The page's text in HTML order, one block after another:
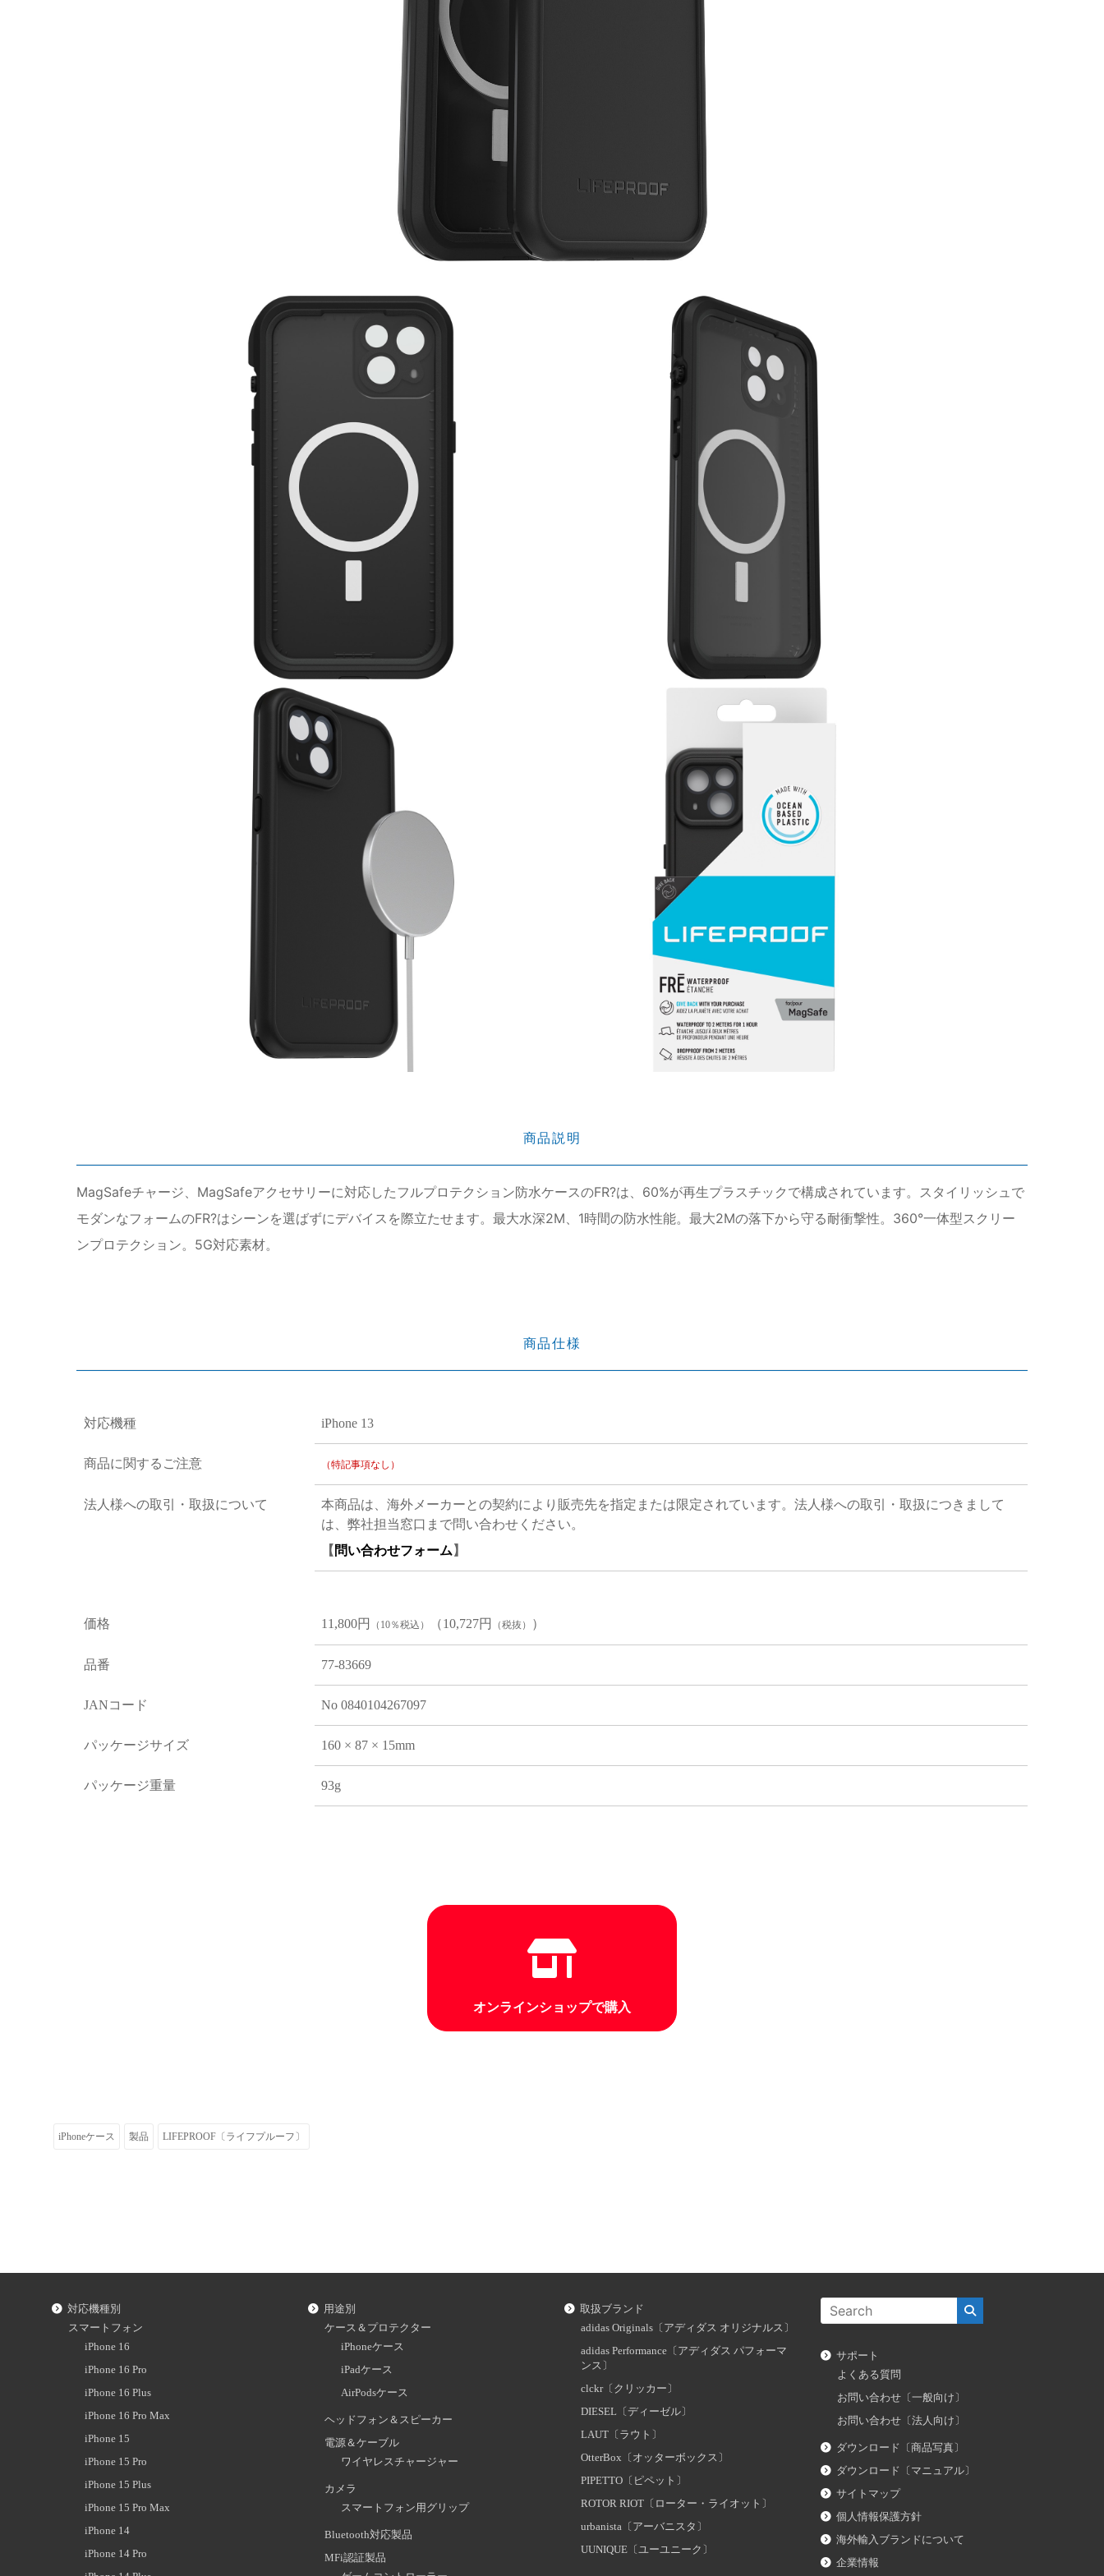
商品説明
MagSafeチャージ、MagSafeアクセサリーに対応したフルプロテクション防水ケースのFR?は、60%が再生プラスチックで構成されています。スタイリッシュで
モダンなフォームのFR?はシーンを選ばずにデバイスを際立たせます。最大水深2M、1時間の防水性能。最大2Mの落下から守る耐衝撃性。360°一体型スクリー
ンプロテクション。5G対応素材。
商品仕様
対応機種 iPhone 13
商品に関するご注意 （特記事項なし）
法人様への取引・取扱について
本商品は、海外メーカーとの契約により販売先を指定または限定されています。法人様への取引・取扱につきまして
は、弊社担当窓口まで問い合わせください。
【 問い合わせフォーム 】
価格 11,800円 （10％税込） （10,727円 （税抜） ）
品番 77-83669
JANコード No 0840104267097
パッケージサイズ 160 × 87 × 15mm
パッケージ重量 93g
オンラインショップで購入
iPhoneケース 製品 LIFEPROOF〔ライフプルーフ〕
対応機種別
スマートフォン
iPhone 16
iPhone 16 Pro
iPhone 16 Plus
iPhone 16 Pro Max
iPhone 15
iPhone 15 Pro
iPhone 15 Plus
iPhone 15 Pro Max
iPhone 14
iPhone 14 Pro
用途別
ケース＆プロテクター
iPhoneケース
iPadケース
AirPodsケース
ヘッドフォン＆スピーカー
電源＆ケーブル
ワイヤレスチャージャー
カメラ
スマートフォン用グリップ
Bluetooth対応製品
MFi認証製品
取扱ブランド
adidas Originals〔アディダス オリジナルス〕
adidas Performance〔アディダス パフォーマ
ンス〕
clckr〔クリッカー〕
DIESEL〔ディーゼル〕
LAUT〔ラウト〕
OtterBox〔オッターボックス〕
PIPETTO〔ピペット〕
ROTOR RIOT〔ローター・ライオット〕
urbanista〔アーバニスタ〕
UUNIQUE〔ユーユニーク〕
サポート
よくある質問
お問い合わせ〔一般向け〕
お問い合わせ〔法人向け〕
ダウンロード〔商品写真〕
ダウンロード〔マニュアル〕
サイトマップ
個人情報保護方針
海外輸入ブランドについて
企業情報